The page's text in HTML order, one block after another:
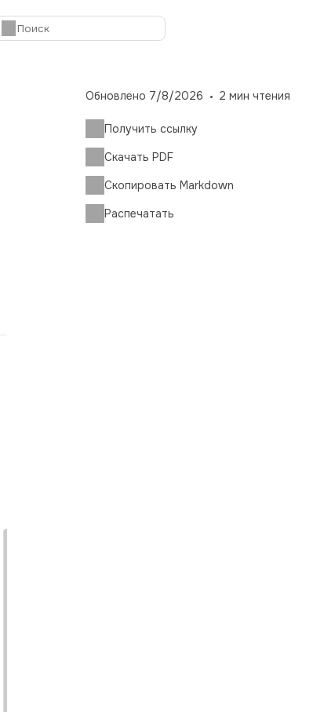
Обновлено 7/8/2026 2 мин чтения
Получить ссылку
Скачать PDF
Скопировать Markdown
Распечатать